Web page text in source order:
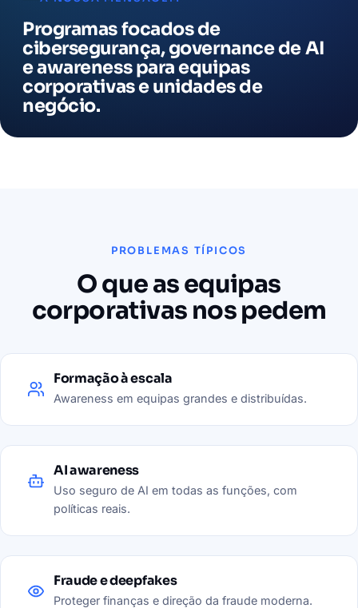
Programas focados de
cibersegurança, governance de AI
e awareness para equipas
corporativas e unidades de
negócio.
PROBLEMAS TÍPICOS
O que as equipas
corporativas nos pedem
Formação à escala
Awareness em equipas grandes e distribuídas.
AI awareness
Uso seguro de AI em todas as funções, com
políticas reais.
Fraude e deepfakes
Proteger finanças e direção da fraude moderna.